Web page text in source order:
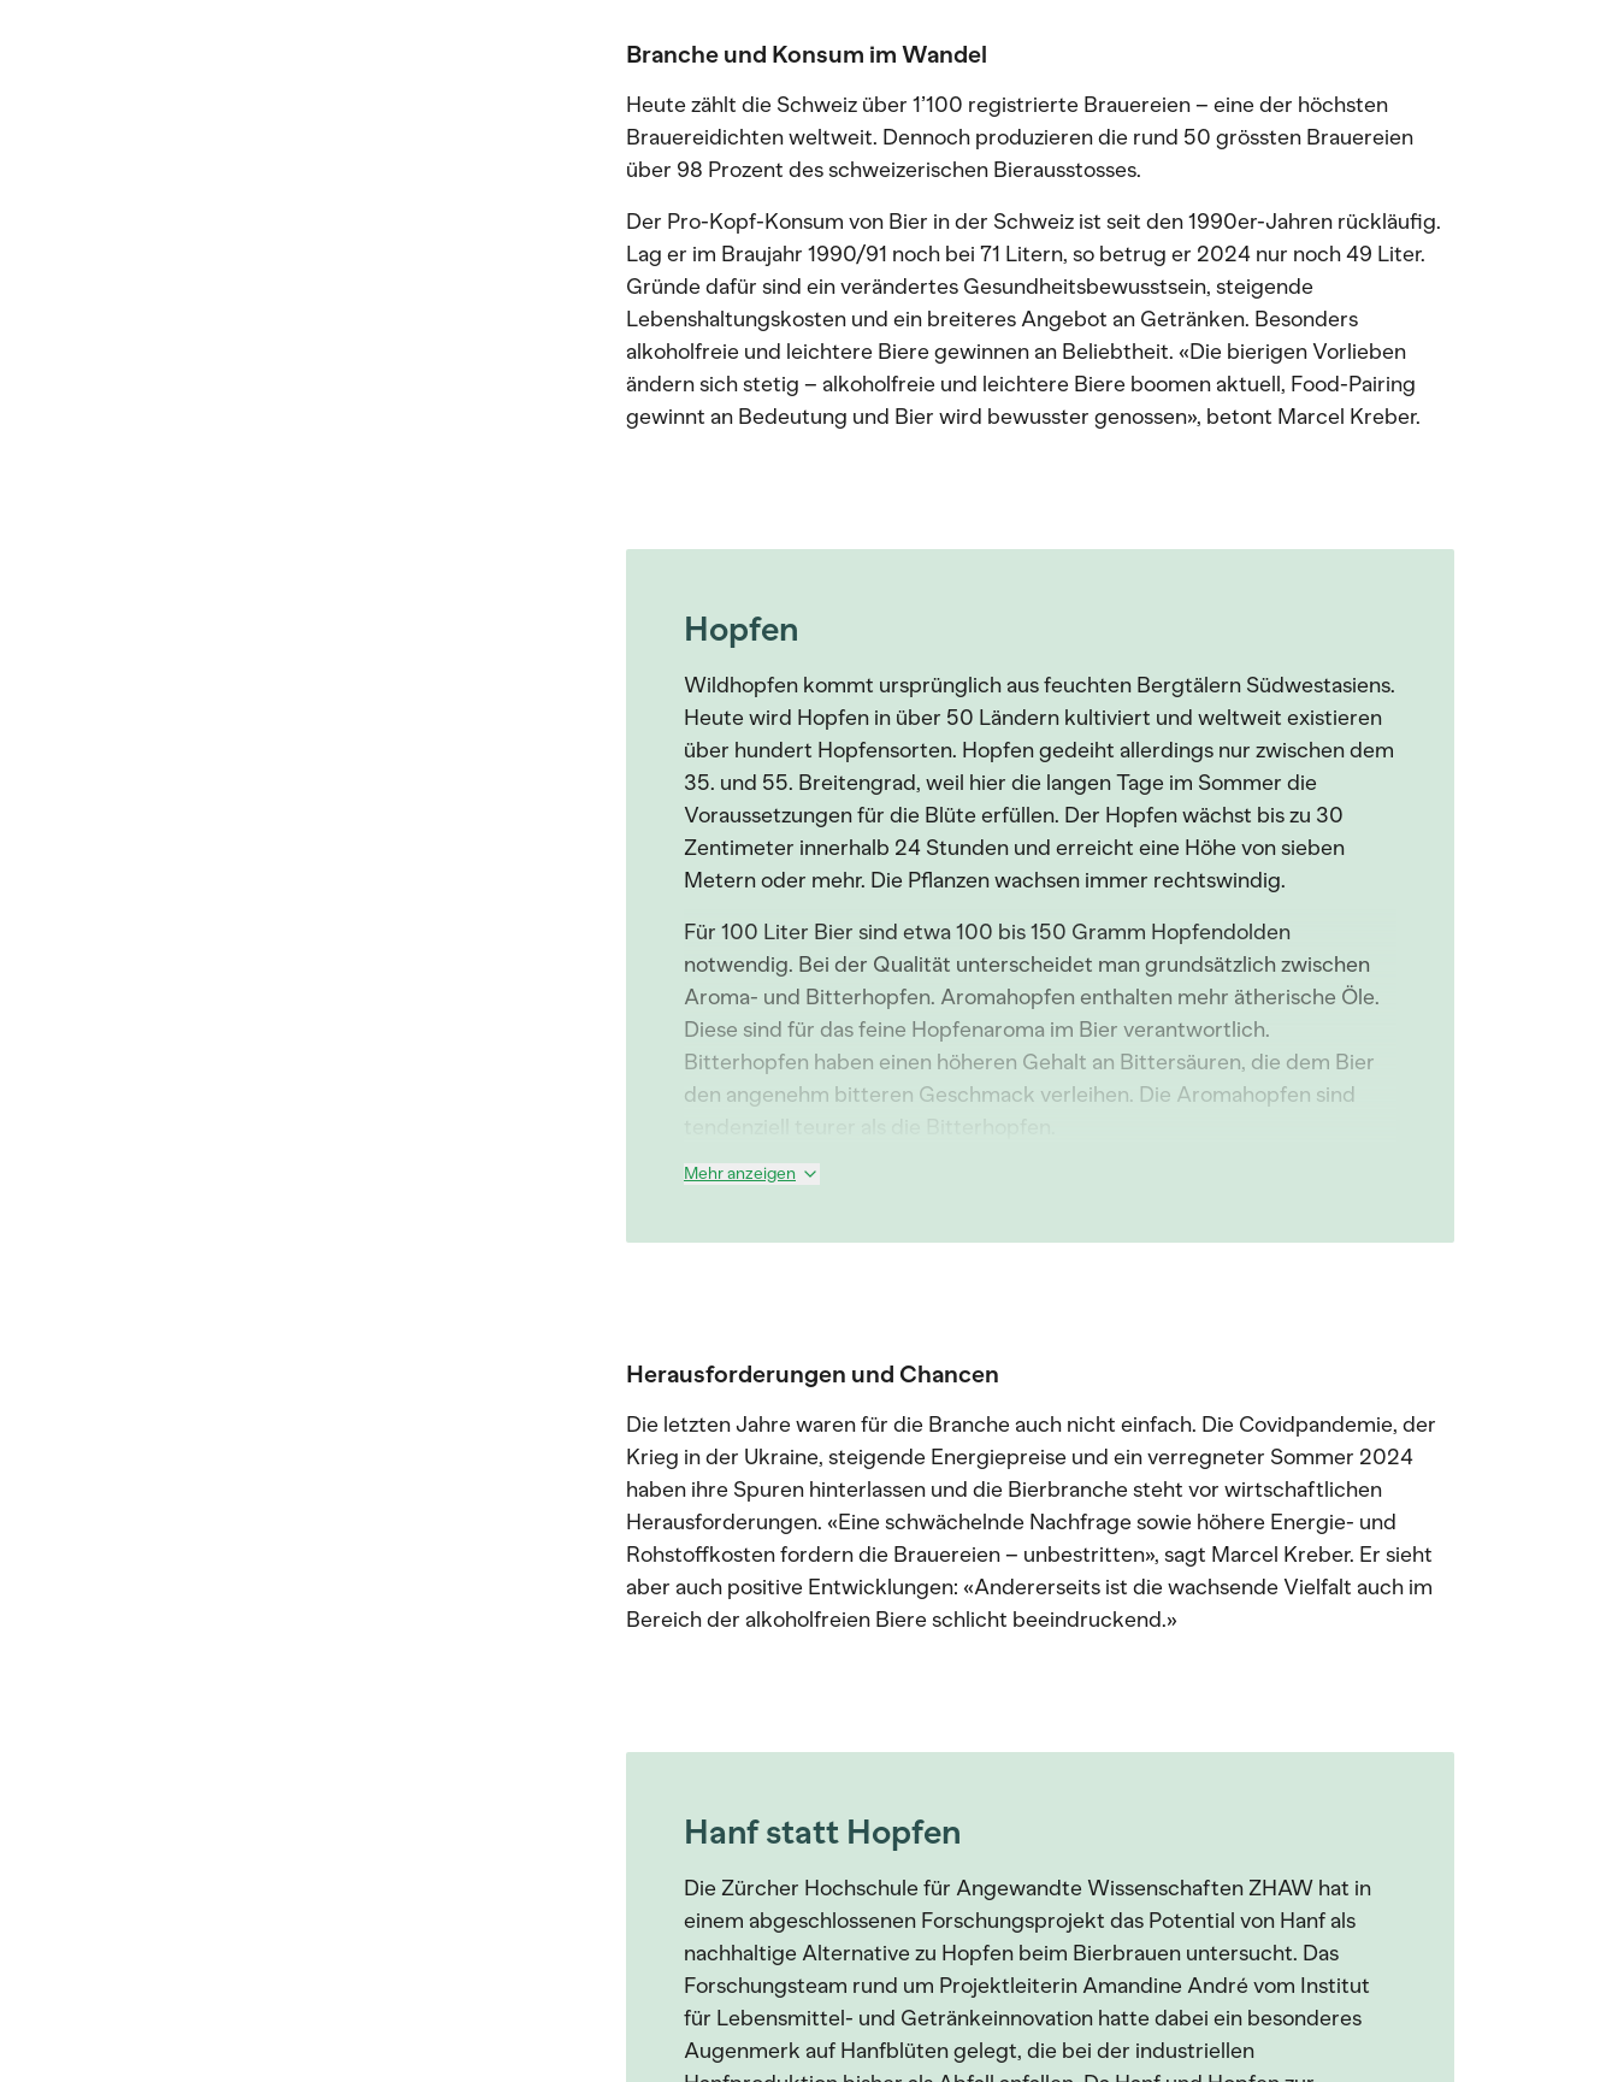
Branche und Konsum im Wandel
Heute zählt die Schweiz über 1’100 registrierte Brauereien – eine der höchsten
Brauereidichten weltweit. Dennoch produzieren die rund 50 grössten Brauereien
über 98 Prozent des schweizerischen Bierausstosses.
Der Pro-Kopf-Konsum von Bier in der Schweiz ist seit den 1990er-Jahren rückläufig.
Lag er im Braujahr 1990/91 noch bei 71 Litern, so betrug er 2024 nur noch 49 Liter.
Gründe dafür sind ein verändertes Gesundheitsbewusstsein, steigende
Lebenshaltungskosten und ein breiteres Angebot an Getränken. Besonders
alkoholfreie und leichtere Biere gewinnen an Beliebtheit. «Die bierigen Vorlieben
ändern sich stetig – alkoholfreie und leichtere Biere boomen aktuell, Food-Pairing
gewinnt an Bedeutung und Bier wird bewusster genossen», betont Marcel Kreber.
Hopfen
Wildhopfen kommt ursprünglich aus feuchten Bergtälern Südwestasiens.
Heute wird Hopfen in über 50 Ländern kultiviert und weltweit existieren
über hundert Hopfensorten. Hopfen gedeiht allerdings nur zwischen dem
35. und 55. Breitengrad, weil hier die langen Tage im Sommer die
Voraussetzungen für die Blüte erfüllen. Der Hopfen wächst bis zu 30
Zentimeter innerhalb 24 Stunden und erreicht eine Höhe von sieben
Metern oder mehr. Die Pflanzen wachsen immer rechtswindig.
Für 100 Liter Bier sind etwa 100 bis 150 Gramm Hopfendolden
notwendig. Bei der Qualität unterscheidet man grundsätzlich zwischen
Aroma- und Bitterhopfen. Aromahopfen enthalten mehr ätherische Öle.
Diese sind für das feine Hopfenaroma im Bier verantwortlich.
Bitterhopfen haben einen höheren Gehalt an Bittersäuren, die dem Bier
den angenehm bitteren Geschmack verleihen. Die Aromahopfen sind
Mehr anzeigen
Herausforderungen und Chancen
Die letzten Jahre waren für die Branche auch nicht einfach. Die Covidpandemie, der
Krieg in der Ukraine, steigende Energiepreise und ein verregneter Sommer 2024
haben ihre Spuren hinterlassen und die Bierbranche steht vor wirtschaftlichen
Herausforderungen. «Eine schwächelnde Nachfrage sowie höhere Energie- und
Rohstoffkosten fordern die Brauereien – unbestritten», sagt Marcel Kreber. Er sieht
aber auch positive Entwicklungen: «Andererseits ist die wachsende Vielfalt auch im
Bereich der alkoholfreien Biere schlicht beeindruckend.»
Hanf statt Hopfen
Die Zürcher Hochschule für Angewandte Wissenschaften ZHAW hat in
einem abgeschlossenen Forschungsprojekt das Potential von Hanf als
nachhaltige Alternative zu Hopfen beim Bierbrauen untersucht. Das
Forschungsteam rund um Projektleiterin Amandine André vom Institut
für Lebensmittel- und Getränkeinnovation hatte dabei ein besonderes
Augenmerk auf Hanfblüten gelegt, die bei der industriellen